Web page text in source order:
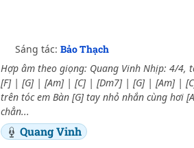
Sáng tác: Bảo Thạch
Hợp âm theo giọng: Quang Vinh Nhịp: 4/4,
[F] | [G] | [Am] | [C] | [Dm7] | [G] | [Am] |
trên tóc em Bàn [G] tay nhỏ nhắn cùng hơi
chẳn...
Quang Vinh